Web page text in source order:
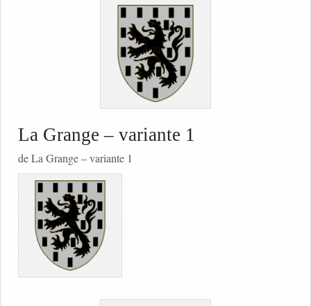
La Grange – variante 1
de La Grange – variante 1